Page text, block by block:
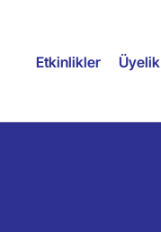
Etkinlikler Üyelik